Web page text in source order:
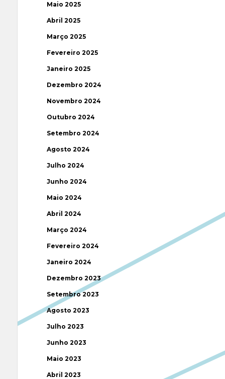
Maio 2025
Abril 2025
Março 2025
Fevereiro 2025
Janeiro 2025
Dezembro 2024
Novembro 2024
Outubro 2024
Setembro 2024
Agosto 2024
Julho 2024
Junho 2024
Maio 2024
Abril 2024
Março 2024
Fevereiro 2024
Janeiro 2024
Dezembro 2023
Setembro 2023
Agosto 2023
Julho 2023
Junho 2023
Maio 2023
Abril 2023